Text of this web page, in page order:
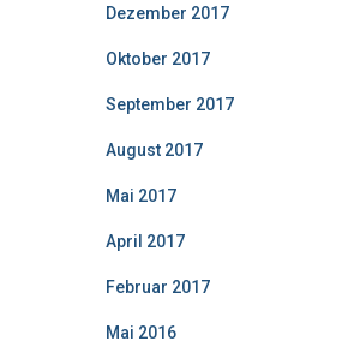
Dezember 2017
Oktober 2017
September 2017
August 2017
Mai 2017
April 2017
Februar 2017
Mai 2016